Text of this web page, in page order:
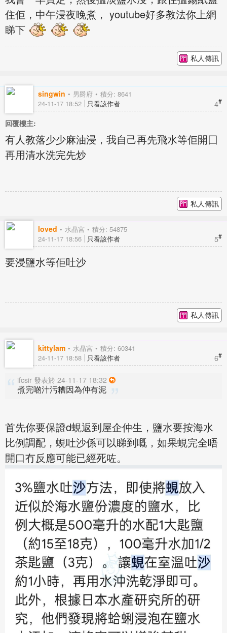
住佢，中午浸夜晚煮， youtube好多教法你上網
睇下
私人傳訊
singwin 男爵府 積分: 8641
4#
24-11-17 18:52 只看該作者
回覆樓主:
有人教落少少麻油浸，我自己再先飛水等佢開囗
再用清水洗完先炒
私人傳訊
loved 水晶宮 積分: 54875
5#
24-11-17 18:56 只看該作者
要浸鹽水等佢吐沙
私人傳訊
kittylam 水晶宮 積分: 60341
6#
24-11-17 18:58 只看該作者
ifcsir 發表於 24-11-17 18:32
煮完啲汁污糟因為仲有泥
首先你要保證d蜆返到屋企仲生，鹽水要按海水
比例調配，蜆吐沙係可以睇到嘅，如果蜆完全唔
開口冇反應可能已經死咗。